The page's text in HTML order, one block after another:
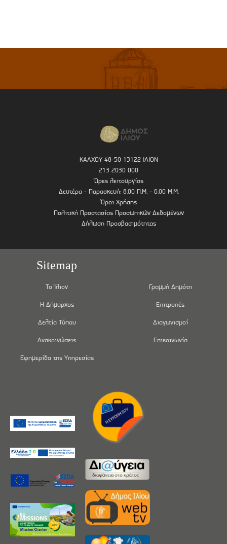
ΚΑΛΧΟΥ 48-50 13122 ΙΛΙΟΝ
213 2030 000
Ώρες λειτουργίας
Δευτέρα - Παρασκευή: 8.00 Π.Μ. - 6.00 Μ.Μ.
Όροι Χρήσης
Πολιτική Προστασίας Προσωπικών Δεδομένων
Δήλωση Προσβασιμότητας
Sitemap
Το Ίλιον
Η Δήμαρχος
Δελτία Τύπου
Ανακοινώσεις
Εφημερίδα της Υπηρεσίας
Γραμμή Δημότη
Επιτροπές
Διαγωνισμοί
Επικοινωνία